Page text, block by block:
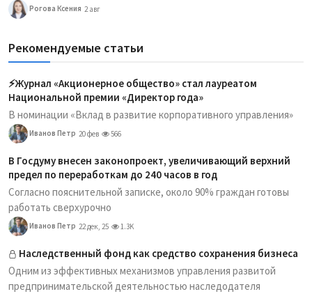
Рогова Ксения 2 авг
Рекомендуемые статьи
⚡️Журнал «Акционерное общество» стал лауреатом
Национальной премии «Директор года»
В номинации «Вклад в развитие корпоративного управления»
Иванов Петр 20 фев 566
В Госдуму внесен законопроект, увеличивающий верхний
предел по переработкам до 240 часов в год
Согласно пояснительной записке, около 90% граждан готовы
работать сверхурочно
Иванов Петр 22 дек, 25 1.3K
Наследственный фонд как средство сохранения бизнеса
Одним из эффективных механизмов управления развитой
предпринимательской деятельностью наследодателя